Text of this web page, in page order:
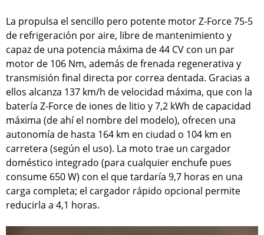
La propulsa el sencillo pero potente motor Z-Force 75-5
de refrigeración por aire, libre de mantenimiento y
capaz de una potencia máxima de 44 CV con un par
motor de 106 Nm, además de frenada regenerativa y
transmisión final directa por correa dentada. Gracias a
ellos alcanza 137 km/h de velocidad máxima, que con la
batería Z-Force de iones de litio y 7,2 kWh de capacidad
máxima (de ahí el nombre del modelo), ofrecen una
autonomía de hasta 164 km en ciudad o 104 km en
carretera (según el uso). La moto trae un cargador
doméstico integrado (para cualquier enchufe pues
consume 650 W) con el que tardaría 9,7 horas en una
carga completa; el cargador rápido opcional permite
reducirla a 4,1 horas.